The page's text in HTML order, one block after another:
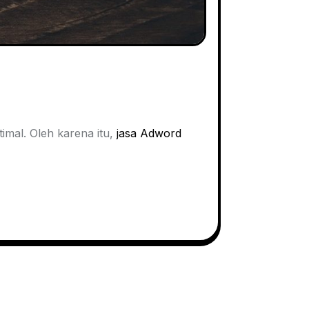
Oleh karena itu, jasa Adword